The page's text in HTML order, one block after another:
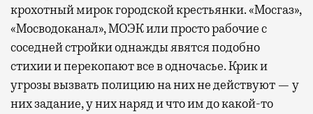
крохотный мирок городской крестьянки. «Мосгаз»,
«Мосводоканал», МОЭК или просто рабочие с
соседней стройки однажды явятся подобно
стихии и перекопают все в одночасье. Крик и
угрозы вызвать полицию на них не действуют — у
них задание, у них наряд и что им до какой-то